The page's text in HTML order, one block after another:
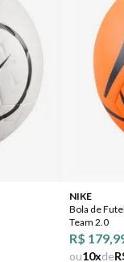
NIKE
Bola de
Team 2.0
R$
ou10xde